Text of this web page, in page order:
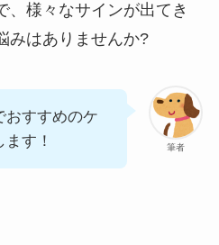
、様々なサインが出てき
みはありませんか?
筆者
おすすめのケ
す！